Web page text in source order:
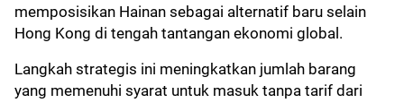
memposisikan Hainan sebagai alternatif baru selain
Hong Kong di tengah tantangan ekonomi global.
Langkah strategis ini meningkatkan jumlah barang
yang memenuhi syarat untuk masuk tanpa tarif dari